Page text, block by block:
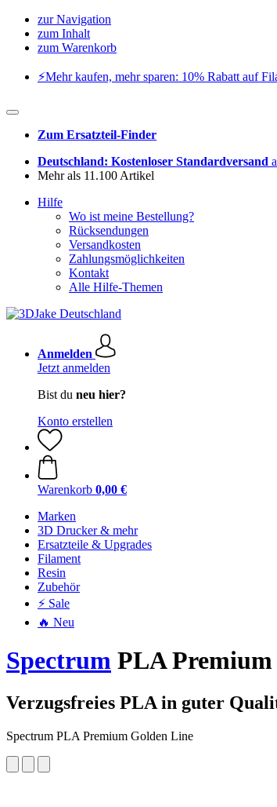
zur Navigation
zum Inhalt
zum Warenkorb
⚡️Mehr kaufen, mehr sparen: 10% Rabatt auf
Zum Ersatzteil-Finder
Deutschland: Kostenloser Standardversand
Mehr als 11.100 Artikel
Hilfe
Wo ist meine Bestellung?
Rücksendungen
Versandkosten
Zahlungsmöglichkeiten
Kontakt
Alle Hilfe-Themen
Anmelden
Jetzt anmelden
Bist du neu hier?
Konto erstellen
Warenkorb 0,00 €
Marken
3D Drucker & mehr
Ersatzteile & Upgrades
Filament
Resin
Zubehör
⚡ Sale
🔥 Neu
Spectrum PLA Premium
Verzugsfreies PLA in guter
Spectrum PLA Premium Golden Line